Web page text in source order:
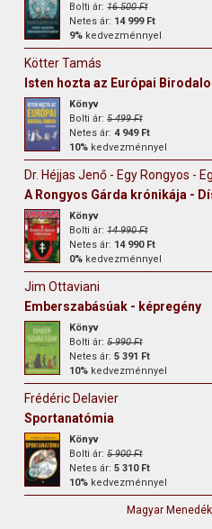
Bolti ár:16 500 Ft
Netes ár: 14 999 Ft
9% kedvezménnyel
Kötter Tamás
Isten hozta az Európai
Könyv
Bolti ár:5 499 Ft
Netes ár:4 949 Ft
10% kedvezménnyel
Dr. Héjjas Jenő - Egy Rongyos -
A Rongyos Gárda krónikája -
Könyv
Bolti ár:14 990 Ft
Netes ár: 14 990 Ft
0% kedvezménnyel
Jim Ottaviani
Emberszabásúak - képregény
Könyv
Bolti ár:5 990 Ft
Netes ár:5 391 Ft
10% kedvezménnyel
Frédéric Delavier
Sportanatómia
Könyv
Bolti ár:5 900 Ft
Netes ár:5 310 Ft
10% kedvezménnyel
Magyar